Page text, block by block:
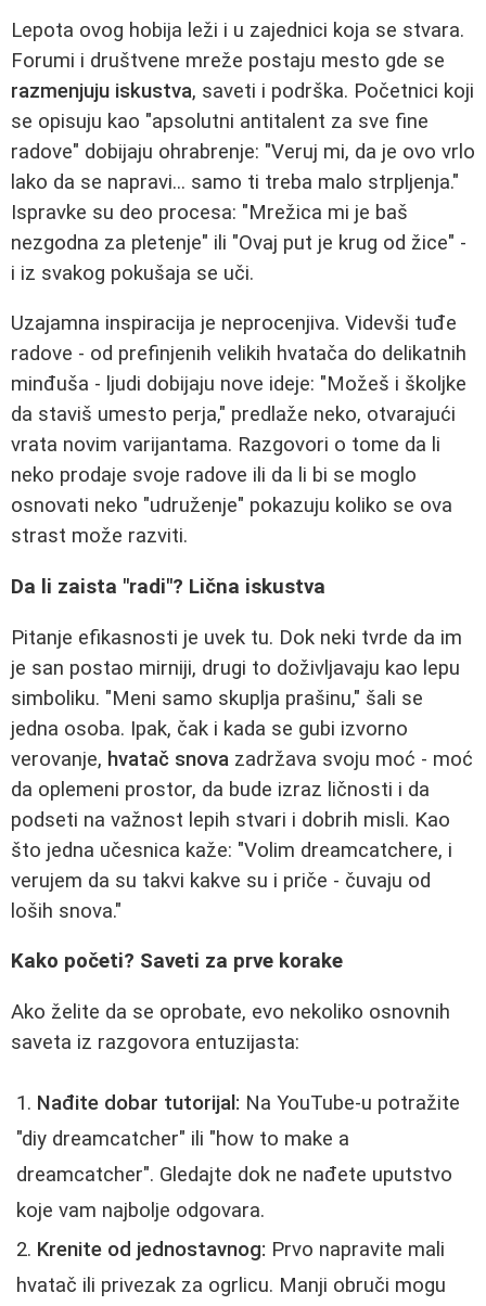
Lepota ovog hobija leži i u zajednici koja se stvara.
Forumi i društvene mreže postaju mesto gde se
razmenjuju iskustva, saveti i podrška. Početnici koji
se opisuju kao "apsolutni antitalent za sve fine
radove" dobijaju ohrabrenje: "Veruj mi, da je ovo vrlo
lako da se napravi... samo ti treba malo strpljenja."
Ispravke su deo procesa: "Mrežica mi je baš
nezgodna za pletenje" ili "Ovaj put je krug od žice" -
i iz svakog pokušaja se uči.
Uzajamna inspiracija je neprocenjiva. Videvši tuđe
radove - od prefinjenih velikih hvatača do delikatnih
minđuša - ljudi dobijaju nove ideje: "Možeš i školjke
da staviš umesto perja," predlaže neko, otvarajući
vrata novim varijantama. Razgovori o tome da li
neko prodaje svoje radove ili da li bi se moglo
osnovati neko "udruženje" pokazuju koliko se ova
strast može razviti.
Da li zaista "radi"? Lična iskustva
Pitanje efikasnosti je uvek tu. Dok neki tvrde da im
je san postao mirniji, drugi to doživljavaju kao lepu
simboliku. "Meni samo skuplja prašinu," šali se
jedna osoba. Ipak, čak i kada se gubi izvorno
verovanje, hvatač snova zadržava svoju moć - moć
da oplemeni prostor, da bude izraz ličnosti i da
podseti na važnost lepih stvari i dobrih misli. Kao
što jedna učesnica kaže: "Volim dreamcatchere, i
verujem da su takvi kakve su i priče - čuvaju od
loših snova."
Kako početi? Saveti za prve korake
Ako želite da se oprobate, evo nekoliko osnovnih
saveta iz razgovora entuzijasta:
Nađite dobar tutorijal: Na YouTube-u potražite
"diy dreamcatcher" ili "how to make a
dreamcatcher". Gledajte dok ne nađete uputstvo
koje vam najbolje odgovara.
Krenite od jednostavnog: Prvo napravite mali
hvatač ili privezak za ogrlicu. Manji obruči mogu